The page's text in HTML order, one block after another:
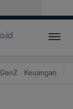
GenZ Keuangan